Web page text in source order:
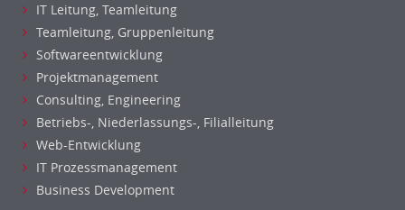
IT Leitung, Teamleitung
Teamleitung, Gruppenleitung
Softwareentwicklung
Projektmanagement
Consulting, Engineering
Betriebs-, Niederlassungs-, Filialleitung
Web-Entwicklung
IT Prozessmanagement
Business Development